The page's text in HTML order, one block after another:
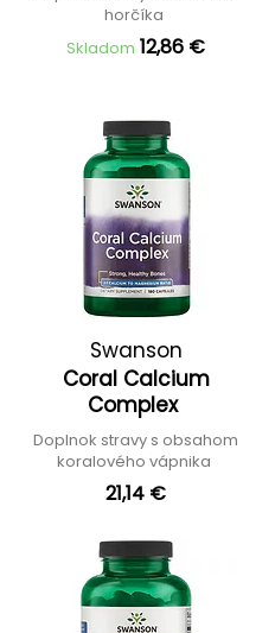
horčíka
Skladom 12,86 €
Swanson
Coral Calcium
Complex
Doplnok stravy s obsahom
koralového vápnika
21,14 €